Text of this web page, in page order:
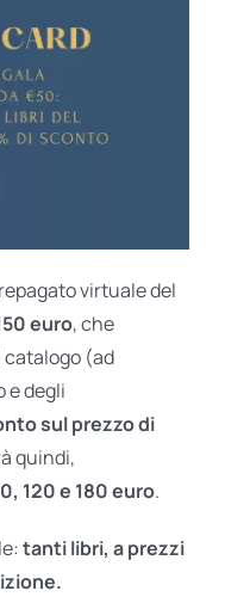
virtuale del
euro, che
(ad
e degli
sul prezzo di
quindi,
120 e 180 euro.
tanti libri, a prezzi